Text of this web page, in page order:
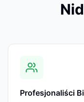
Profesjonaliści